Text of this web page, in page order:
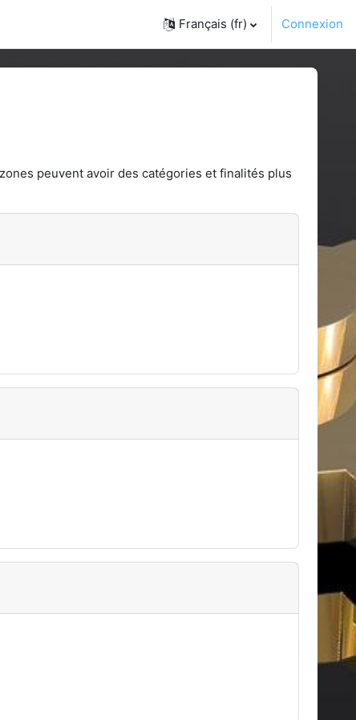
Français ‎(fr)‎ Connexion
peuvent avoir des catégories et finalités plus